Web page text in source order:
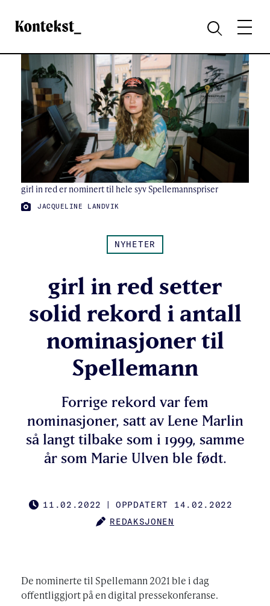
Kontekst
SØKMENY
girl in red er nominert til hele syv Spellemannspriser
FOTO:
JACQUELINE LANDVIK
NYHETER
girl in red setter
solid rekord i antall
nominasjoner til
Spellemann
Forrige rekord var fem
nominasjoner, satt av Lene Marlin
så langt tilbake som i 1999, samme
år som Marie Ulven ble født.
PUBLISHED
11.02.2022 | OPPDATERT 14.02.2022
AUTHOR
REDAKSJONEN
De nominerte til Spellemann 2021 ble i dag
offentliggjort på en digital pressekonferanse.